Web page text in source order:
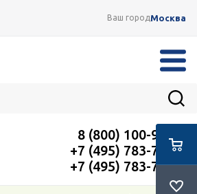
Ваш городМосква
8 (800) 100-91-12
+7 (495) 783-72-87
+7 (495) 783-72-87